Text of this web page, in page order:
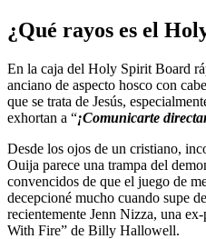
¿Qué rayos es el
En la caja del Holy Spirit Board
anciano de aspecto hosco con
que se trata de Jesús,
exhortan a “¡Comunicarte
Desde los ojos de un cristiano,
Ouija parece una trampa del
convencidos de que el juego de
decepcioné mucho cuando supe
recientemente Jenn Nizza, una
With Fire” de Billy Hallowell.